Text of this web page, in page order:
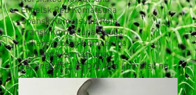
Engelsk:Red Komatsuna
Spansk:Komatsuna Roja
Fransk:Komatsuna Rouge
Italiensk:rosso Komatsuna
Tysk:Rote Komatsuna
Japansk:赤こまつな,Aka komatsu na